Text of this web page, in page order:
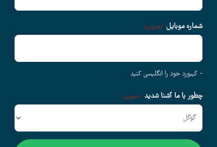
درباره ما
اخبار
شماره موبایل (ضروری)
- کیبورد خود را انگلیسی کنید
چطور با ما آشنا شدید (ضروری)